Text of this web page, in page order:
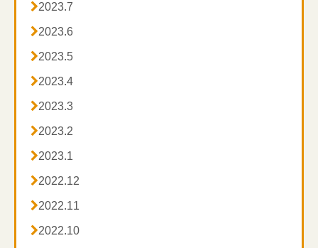
2023.7
2023.6
2023.5
2023.4
2023.3
2023.2
2023.1
2022.12
2022.11
2022.10